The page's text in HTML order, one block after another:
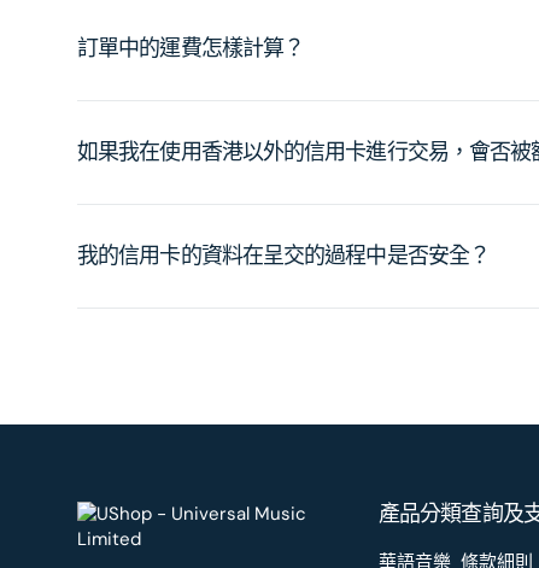
訂單中的運費怎樣計算？
如果我在使用香港以外的信用卡進行交易，會否被
我的信用卡的資料在呈交的過程中是否安全？
產品分類
華語音樂
查詢及
條款細則